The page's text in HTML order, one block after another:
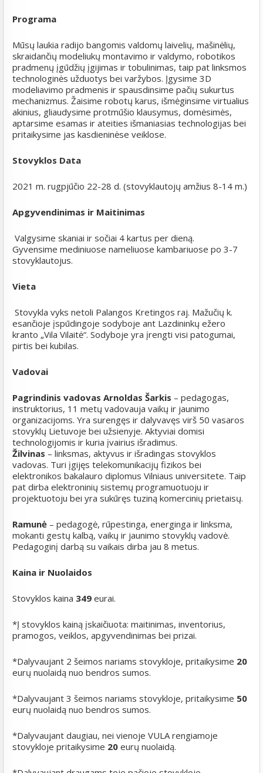
Programa
Mūsų laukia radijo bangomis valdomų laivelių, mašinėlių,
skraidančių modeliukų montavimo ir valdymo, robotikos
pradmenų įgūdžių įgijimas ir tobulinimas, taip pat linksmos
technologinės užduotys bei varžybos. Įgysime 3D
modeliavimo pradmenis ir spausdinsime pačių sukurtus
mechanizmus. Žaisime robotų karus, išmėginsime virtualius
akinius, gliaudysime protmūšio klausymus, domėsimės,
aptarsime esamas ir ateities išmaniasias technologijas bei
pritaikysime jas kasdieninėse veiklose.
Stovyklos Data
2021 m. rugpjūčio 22-28 d. (stovyklautojų amžius 8-14 m.)
Apgyvendinimas ir Maitinimas
Valgysime skaniai ir sočiai 4 kartus per dieną.
Gyvensime mediniuose nameliuose kambariuose po 3-7
stovyklautojus.
Vieta
Stovykla vyks netoli Palangos Kretingos raj. Mažučių k.
esančioje įspūdingoje sodyboje ant Lazdininkų ežero
kranto „Vila Vilaitė“. Sodyboje yra įrengti visi patogumai,
pirtis bei kubilas.
Vadovai
Pagrindinis vadovas Arnoldas Šarkis – pedagogas,
instruktorius, 11 metų vadovauja vaikų ir jaunimo
organizacijoms. Yra surengęs ir dalyvavęs virš 50 vasaros
stovyklų Lietuvoje bei užsienyje. Aktyviai domisi
technologijomis ir kuria įvairius išradimus.
Žilvinas – linksmas, aktyvus ir išradingas stovyklos
vadovas. Turi įgijęs telekomunikacijų fizikos bei
elektronikos bakalauro diplomus Vilniaus universitete. Taip
pat dirba elektroninių sistemų programuotuoju ir
projektuotoju bei yra sukūręs tuziną komercinių prietaisų.
Ramunė – pedagogė, rūpestinga, energinga ir linksma,
mokanti gestų kalbą, vaikų ir jaunimo stovyklų vadovė.
Pedagoginį darbą su vaikais dirba jau 8 metus.
Kaina ir Nuolaidos
Stovyklos kaina 349 eurai.
*Į stovyklos kainą įskaičiuota: maitinimas, inventorius,
pramogos, veiklos, apgyvendinimas bei prizai.
*Dalyvaujant 2 šeimos nariams stovykloje, pritaikysime 20
eurų nuolaidą nuo bendros sumos.
*Dalyvaujant 3 šeimos nariams stovykloje, pritaikysime 50
eurų nuolaidą nuo bendros sumos.
*Dalyvaujant daugiau, nei vienoje VULA rengiamoje
stovykloje pritaikysime 20 eurų nuolaidą.